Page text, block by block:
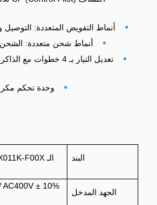
• أنماط التفويض المتعددة:
• أنماط شحن متعددة: الشحن
•
تعديل التيار بـ 4
• وحدة تحكم
البند الـ ZAX011K-F00X
الجهد المدخل
AC400V ± 10%